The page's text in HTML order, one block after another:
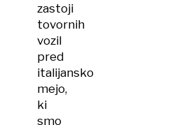
zastoji
tovornih
vozil
pred
italijansko
mejo,
ki
smo